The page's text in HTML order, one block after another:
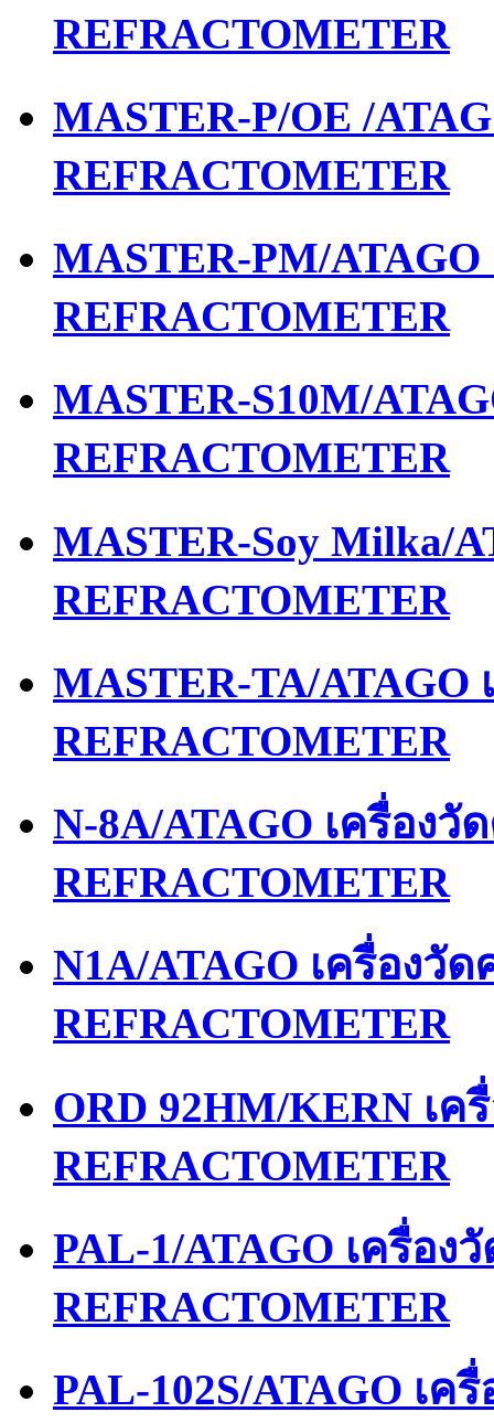
REFRACTOMETER
MASTER-P/OE /
REFRACTOMETER
MASTER-PM/
REFRACTOMETER
MASTER-S10M/
REFRACTOMETER
MASTER-Soy Milka/
REFRACTOMETER
MASTER-TA/
REFRACTOMETER
N-8A/ATAGO เครื่อง
REFRACTOMETER
N1A/ATAGO เครื่องวั
REFRACTOMETER
ORD 92HM/KERN เ
REFRACTOMETER
PAL-1/ATAGO เครื่อ
REFRACTOMETER
PAL-102S/ATAGO เ